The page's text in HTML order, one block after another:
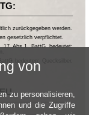
zurückgegeben werden.
gesetzlich verpflichtet.
17 Abs.1 BattG bedeutet:
bedeuten: Quecksilber,
von
zu personalisieren,
und die Zugriffe